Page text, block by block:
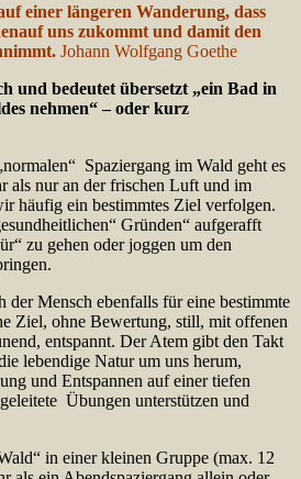
einer längeren Wanderung, dass
uns zukommt und damit den
Johann Wolfgang Goethe
und bedeutet übersetzt „ein Bad in
nehmen“ – oder kurz
Spaziergang im Wald geht es
als nur an der frischen Luft und im
häufig ein bestimmtes Ziel verfolgen.
Gründen“ aufgerafft
zu gehen oder joggen um den
der Mensch ebenfalls für eine bestimmte
Ziel, ohne Bewertung, still, mit offenen
entspannt. Der Atem gibt den Takt
lebendige Natur um uns herum,
und Entspannen auf einer tiefen
Übungen unterstützen und
in einer kleinen Gruppe (max. 12